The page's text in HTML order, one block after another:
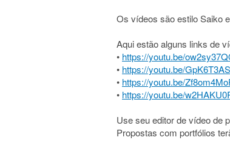
Os vídeos são estilo Saiko
Aqui estão alguns links de
• https://youtu.be/
• https://youtu.be/
• https://youtu.be/
• https://youtu.be/
Use seu editor de vídeo de
Propostas com portfólios